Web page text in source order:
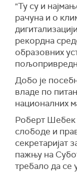
"Ту су и
рачуна и о
рекордна
образовних
Добо је
владе по
националних
Роберт Шебек
слободе и
секретаријат
пажњу на
требало да се